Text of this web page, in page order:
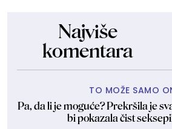
Najviše
komentara
TO MOŽE SAMO
Pa, da li je moguće? Prekršila je
bi pokazala čist